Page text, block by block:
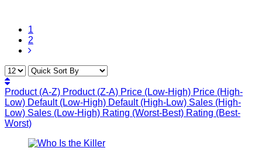
1
2
Product (A-Z) Product (Z-A) Price (Low-High) Price (High-
Low) Default (Low-High) Default (High-Low) Sales (High-
Low) Sales (Low-High) Rating (Worst-Best) Rating (Best-
Worst)